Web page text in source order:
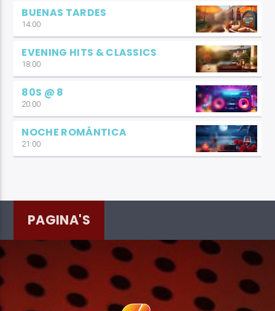
BUENAS TARDES
14:00
EVENING HITS & CLASSICS
18:00
80S @ 8
20:00
NOCHE ROMÁNTICA
21:00
PAGINA'S